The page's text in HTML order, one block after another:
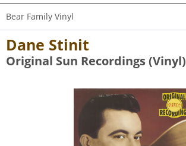
Bear Family Vinyl
Dane Stinit
Original Sun Recordings (Vinyl)